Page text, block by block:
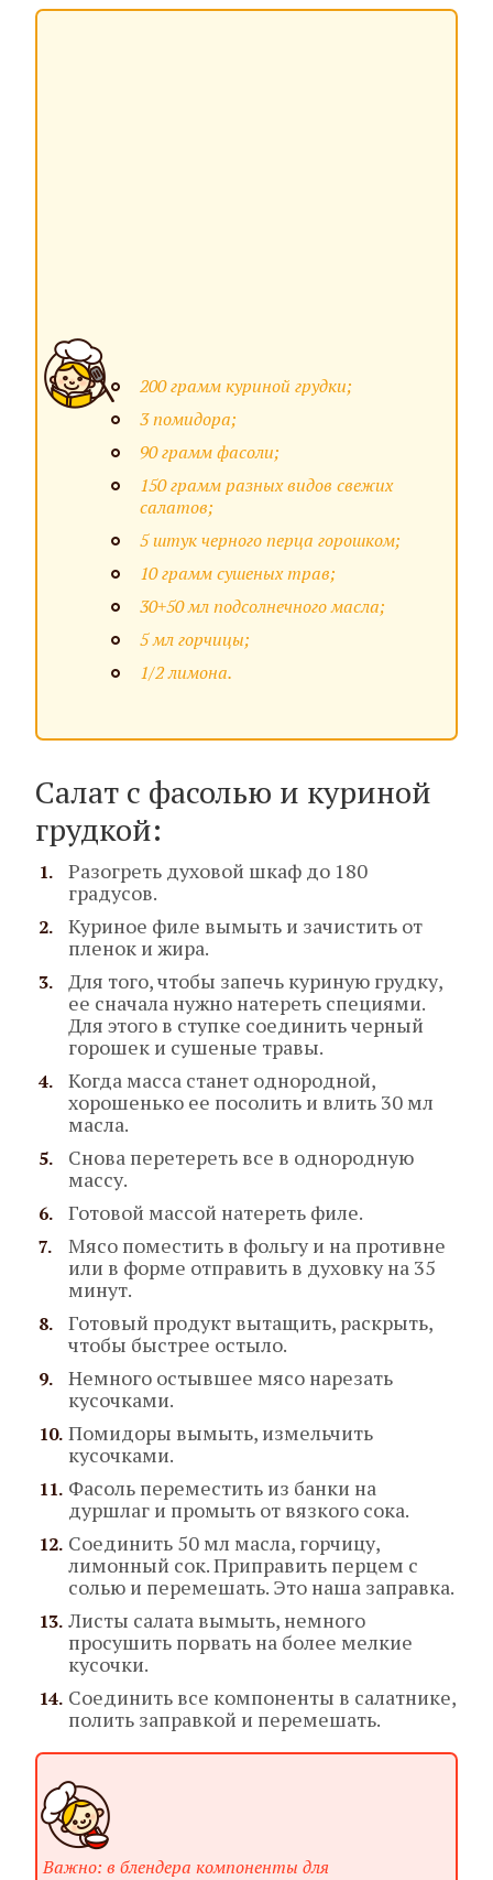
200 грамм куриной грудки;
3 помидора;
90 грамм фасоли;
150 грамм разных видов свежих
салатов;
5 штук черного перца горошком;
10 грамм сушеных трав;
30+50 мл подсолнечного масла;
5 мл горчицы;
1/2 лимона.
Салат с фасолью и куриной
грудкой:
Разогреть духовой шкаф до 180
градусов.
Куриное филе вымыть и зачистить от
пленок и жира.
Для того, чтобы запечь куриную грудку,
ее сначала нужно натереть специями.
Для этого в ступке соединить черный
горошек и сушеные травы.
Когда масса станет однородной,
хорошенько ее посолить и влить 30 мл
масла.
Снова перетереть все в однородную
массу.
Готовой массой натереть филе.
Мясо поместить в фольгу и на противне
или в форме отправить в духовку на 35
минут.
Готовый продукт вытащить, раскрыть,
чтобы быстрее остыло.
Немного остывшее мясо нарезать
кусочками.
Помидоры вымыть, измельчить
кусочками.
Фасоль переместить из банки на
дуршлаг и промыть от вязкого сока.
Соединить 50 мл масла, горчицу,
лимонный сок. Приправить перцем с
солью и перемешать. Это наша заправка.
Листы салата вымыть, немного
просушить порвать на более мелкие
кусочки.
Соединить все компоненты в салатнике,
полить заправкой и перемешать.
Важно: в блендера компоненты для